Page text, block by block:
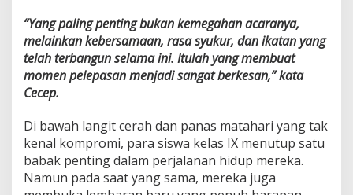
“Yang paling penting bukan kemegahan acaranya,
melainkan kebersamaan, rasa syukur, dan ikatan yang
telah terbangun selama ini. Itulah yang membuat
momen pelepasan menjadi sangat berkesan,” kata
Cecep.
Di bawah langit cerah dan panas matahari yang tak
kenal kompromi, para siswa kelas IX menutup satu
babak penting dalam perjalanan hidup mereka.
Namun pada saat yang sama, mereka juga